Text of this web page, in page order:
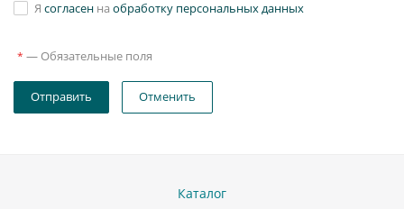
Я согласен на обработку персональных данных
* — Обязательные поля
Отправить Отменить
Каталог